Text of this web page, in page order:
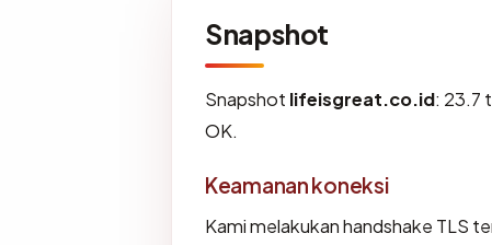
Snapshot
Snapshot lifeisgreat.co.id: 23.7
OK.
Keamanan koneksi
Kami melakukan handshake TLS